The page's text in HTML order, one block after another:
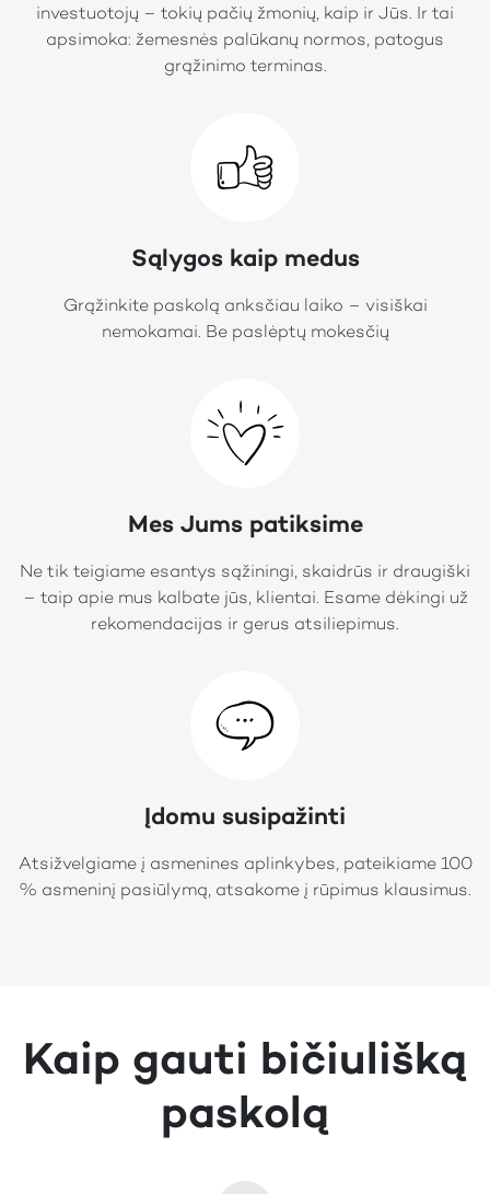
investuotojų – tokių pačių žmonių, kaip ir Jūs. Ir tai
apsimoka: žemesnės palūkanų normos, patogus
grąžinimo terminas.
Sąlygos kaip medus
Grąžinkite paskolą anksčiau laiko – visiškai
nemokamai. Be paslėptų mokesčių
Mes Jums patiksime
Ne tik teigiame esantys sąžiningi, skaidrūs ir draugiški
– taip apie mus kalbate jūs, klientai. Esame dėkingi už
rekomendacijas ir gerus atsiliepimus.
Įdomu susipažinti
Atsižvelgiame į asmenines aplinkybes, pateikiame 100
% asmeninį pasiūlymą, atsakome į rūpimus klausimus.
Kaip gauti bičiulišką
paskolą